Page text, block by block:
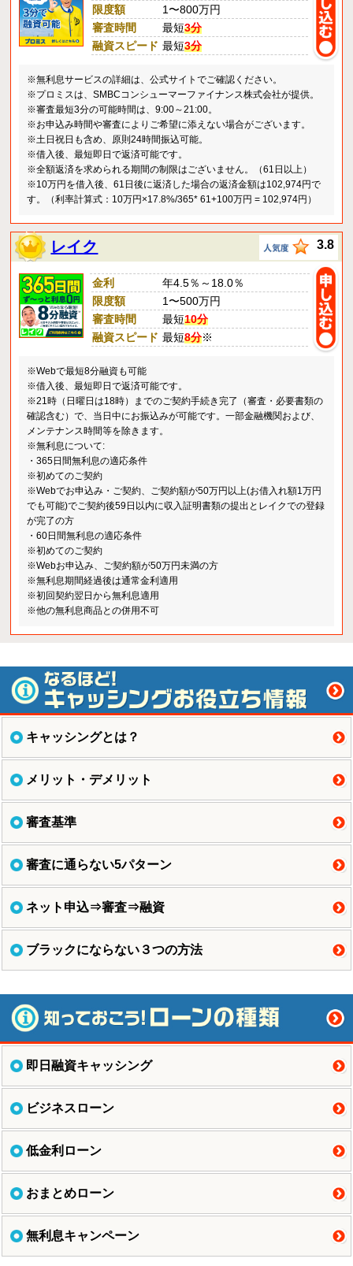
限度額
1〜800万円
審査時間
最短3分
融資スピード 最短3分
※無利息サービスの詳細は、公式サイトでご確認ください。
※プロミスは、SMBCコンシューマーファイナンス株式会社が提供。
※審査最短3分の可能時間は、9:00～21:00。
※お申込み時間や審査によりご希望に添えない場合がございます。
※土日祝日も含め、原則24時間振込可能。
※借入後、最短即日で返済可能です。
※全額返済を求められる期間の制限はございません。（61日以上）
※10万円を借入後、61日後に返済した場合の返済金額は102,974円で
す。（利率計算式：10万円×17.8%/365* 61+100万円 = 102,974円）
レイク 3.8
金利
年4.5％～18.0％
限度額
1〜500万円
審査時間
最短10分
融資スピード 最短8分※
※Webで最短8分融資も可能
※借入後、最短即日で返済可能です。
※21時（日曜日は18時）までのご契約手続き完了（審査・必要書類の
確認含む）で、当日中にお振込みが可能です。一部金融機関および、
メンテナンス時間等を除きます。
※無利息について:
・365日間無利息の適応条件
※初めてのご契約
※Webでお申込み・ご契約、ご契約額が50万円以上(お借入れ額1万円
でも可能)でご契約後59日以内に収入証明書類の提出とレイクでの登録
が完了の方
・60日間無利息の適応条件
※初めてのご契約
※Webお申込み、ご契約額が50万円未満の方
※無利息期間経過後は通常金利適用
※初回契約翌日から無利息適用
※他の無利息商品との併用不可
キャッシングとは？
メリット・デメリット
審査基準
審査に通らない5パターン
ネット申込⇒審査⇒融資
ブラックにならない３つの方法
即日融資キャッシング
ビジネスローン
低金利ローン
おまとめローン
無利息キャンペーン